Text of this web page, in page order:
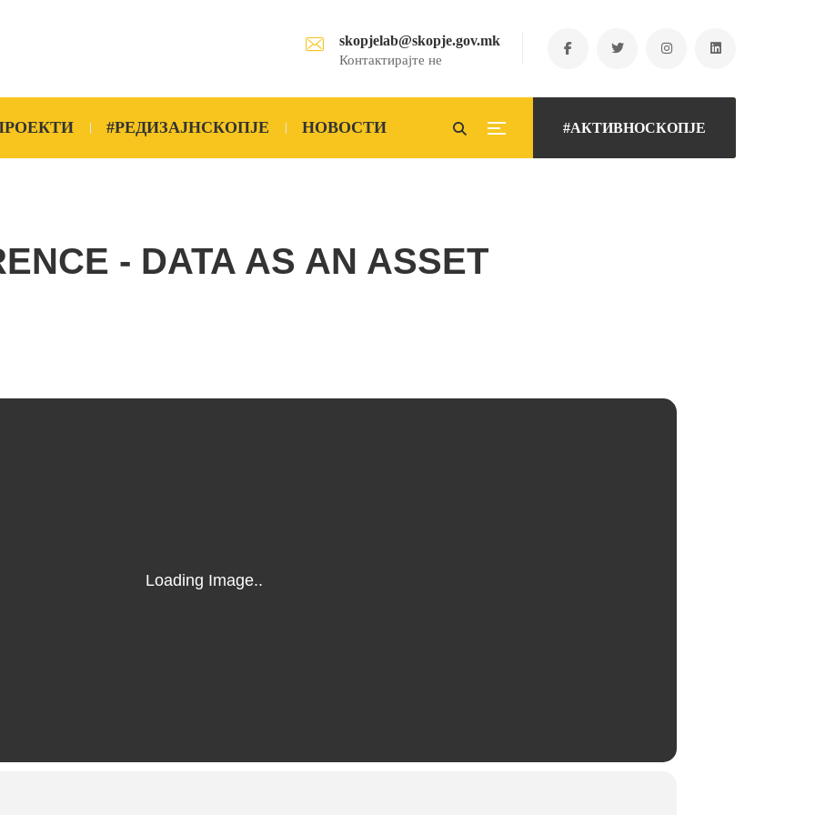
skopjelab@skopje.gov.mk
Контактирајте не
#АКТИВНОСКОПЈЕ
#РЕДИЗАЈНСКОПЈЕ НОВОСТИ
- DATA AS AN ASSET